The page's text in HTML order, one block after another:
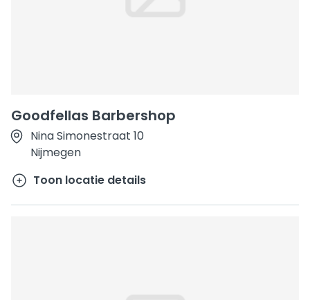
Goodfellas Barbershop
Nina Simonestraat 10
Nijmegen
Toon locatie details